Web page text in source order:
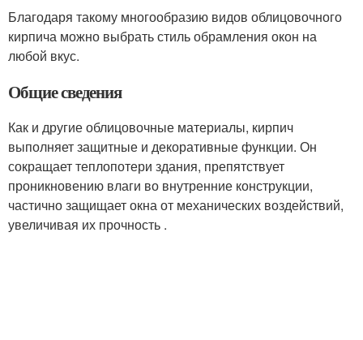
Благодаря такому многообразию видов облицовочного
кирпича можно выбрать стиль обрамления окон на
любой вкус.
Общие сведения
Как и другие облицовочные материалы, кирпич
выполняет защитные и декоративные функции. Он
сокращает теплопотери здания, препятствует
проникновению влаги во внутренние конструкции,
частично защищает окна от механических воздействий,
увеличивая их прочность .